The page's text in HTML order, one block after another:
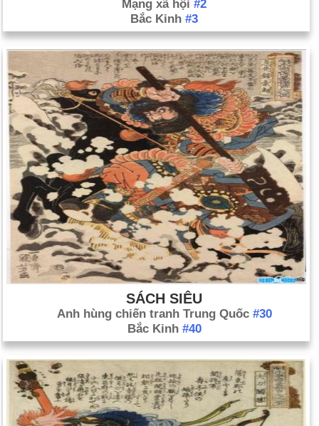
dẫn đầu chứng minh phần lớn là không có hiệu quả mà không
cần sự hỗ trợ của quân đội Iraq trên mặt đất. Hoa Kỳ và Iraq
quan chức lo ngại rằng nếu ISIS tiếp quản Anbar, sau đó nó có
thể đóng ở trên Baghdad và các sân bay quốc tế ở đó. 10
Tháng mười một: Ansar Beit al-Maqdis, các tổ chức quân sự
độc nhất ở Ai Cập, cam kết trung thành với ISIS. Động thái
này không chỉ mở rộng tầm với của ISIS sang Ai Cập, nó cũng
làm tăng nguồn lực sẵn có để Ansar Beit al-Maqdis tiến hành
chiến tranh chống lại chính phủ.
02 tháng bảy: Thân thể của một thiếu niên Palestine mất tích
được tìm thấy ngày sau khi chôn cất của ba thanh thiếu niên
người Israel đã bị bắt cóc và giết chết trong khi đi bộ đường
dài ở phương Tây lại vào tháng Sáu. Cả hai sự cố gia tăng
căng thẳng giữa Israel và Palestine, bao gồm cả các cuộc bạo
động ở Đông Jerusalem và một cuộc trao đổi của lửa tên lửa
ở miền Nam Israel và Gaza. 09 tháng 7: Hàng trăm tên lửa
được phóng vào Israel của nhóm chiến binh ở Gaza. Đáp lại,
Israel tiến hành một cuộc tấn công trên không ở Gaza, giết
chết hàng chục người Palestine, và gọi lên hàng ngàn dự bị
cho một hoạt động mặt đất tiềm năng. 17 tháng 7: Israel tiến
hành một cuộc tấn công mặt đất vào Gaza. 24 tháng 7: 16
người Palestine thiệt mạng và hơn 100 người bị thương trong
một cuộc tấn công vào một trường tiểu học của LHQ tại Gaza.
Israel từ chối tung ra các cuộc tấn công, nói rằng các chiến
Mạng xã hội #2
Bắc Kinh #3
SÁCH SIÊU
Anh hùng chiến tranh Trung Quốc #30
Bắc Kinh #40